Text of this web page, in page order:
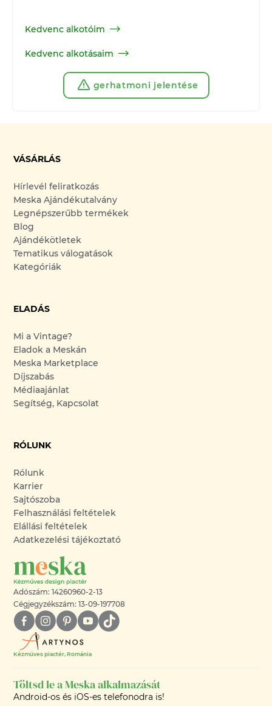
Kedvenc alkotóim
Kedvenc alkotásaim
gerhatmoni jelentése
VÁSÁRLÁS
Hírlevél feliratkozás
Meska Ajándékutalvány
Legnépszerűbb termékek
Blog
Ajándékötletek
Tematikus válogatások
Kategóriák
ELADÁS
Mi a Vintage?
Eladok a Meskán
Meska Marketplace
Díjszabás
Médiaajánlat
Segítség, Kapcsolat
RÓLUNK
Rólunk
Karrier
Sajtószoba
Felhasználási feltételek
Elállási feltételek
Adatkezelési tájékoztató
Adószám: 14260960-2-13
Cégjegyzékszám: 13-09-197708
Kézműves piactér, Románia
Töltsd le a Meska alkalmazását
Android-os és iOS-es telefonodra is!